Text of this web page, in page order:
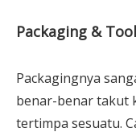
Packaging &
Packagingnya
benar-benar takut
tertimpa sesuatu.